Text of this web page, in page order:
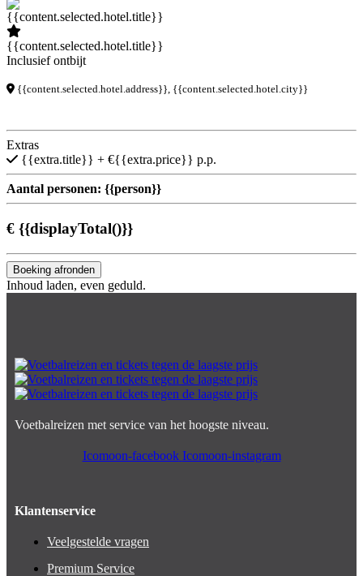
{{content.selected.hotel.title}}
Inclusief ontbijt
{{content.selected.hotel.address}}, {{content.selected.hotel.city}}
Extras
{{extra.title}} + €{{extra.price}} p.p.
Aantal personen: {{person}}
€ {{displayTotal()}}
Boeking afronden
Inhoud laden, even geduld.
Voetbalreizen met service van het hoogste niveau.
Icomoon-facebook Icomoon-instagram
Klantenservice
Veelgestelde vragen
Premium Service